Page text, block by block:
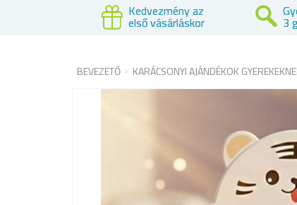
Kedvezmény az
első vásárláskor 3
BEVEZETŐ KARÁCSONYI AJÁNDÉKOK